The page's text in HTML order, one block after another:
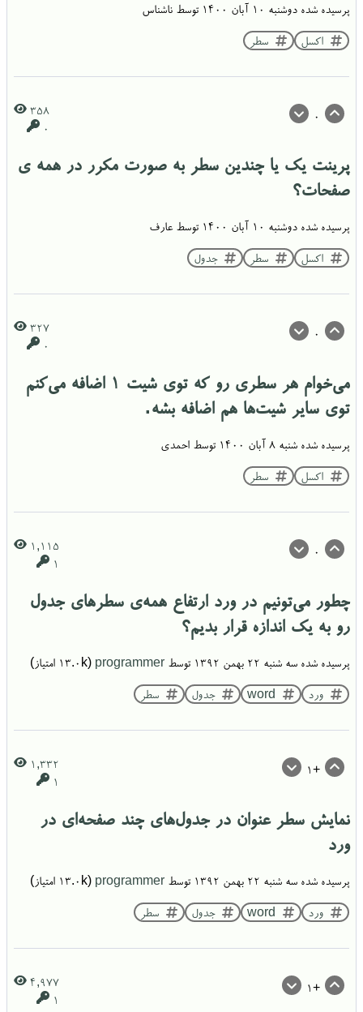
پرسیده شده دوشنبه ۱۰ آبان ۱۴۰۰ توسط ناشناس
اکسل سطر
0
358
0
پرینت یک یا چندین سطر به صورت مکرر در همه ی
صفحات؟
پرسیده شده دوشنبه ۱۰ آبان ۱۴۰۰ توسطعارف
اکسل سطر جدول
0
327
0
می‌خوام هر سطری رو که توی شیت 1 اضافه می‌کنم
توی سایر شیت‌ها هم اضافه بشه.
پرسیده شده شنبه ۸ آبان ۱۴۰۰ توسط احمدی
اکسل سطر
0
1,115
1
چطور می‌تونیم در ورد ارتفاع همه‌ی سطرهای جدول
رو به یک اندازه قرار بدیم؟
پرسیده شده سه شنبه ۲۲ بهمن ۱۳۹۲ توسط programmer
(
13.0k امتیاز)
ورد word جدول سطر
+1
1,332
1
نمایش سطر عنوان در جدول‌های چند صفحه‌ای در
ورد
پرسیده شده سه شنبه ۲۲ بهمن ۱۳۹۲ توسط programmer
(
13.0k امتیاز)
ورد word جدول سطر
+1
4,977
1